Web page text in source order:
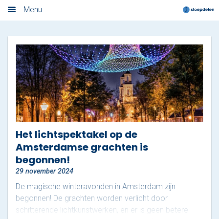
Menu
Nieuwsoverzicht
Boek nu
Locaties
Amsterdam
Utrecht
Rotterdam
Haarlem
Nieuwsoverzicht
Het lichtspektakel op de
Amsterdamse grachten is
begonnen!
29 november 2024
De magische winteravonden in Amsterdam zijn
begonnen! De grachten worden verlicht door
schitterende lichtkunstwerken, en er is geen betere